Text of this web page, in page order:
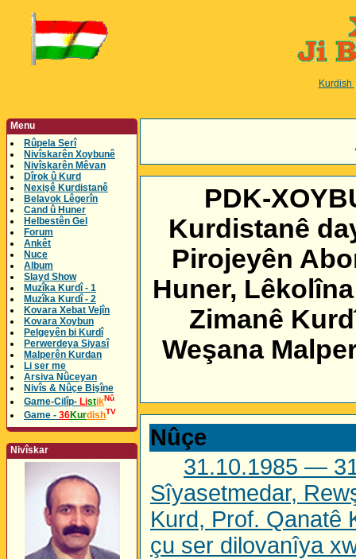
Kurdish
Menu
Rûpela Serî
Nivîskarên Xoybunê
Nivîskarên Mêvan
Dîrok û Kurd
Nexişê Kurdistanê
Belavok Lêgerîn
Cand û Huner
Helbestên Gel
Forum
Ankêt
Nuce
Album
Slayd Show
Muzîka Kurdî - 1
Muzîka Kurdî - 2
Kovara Xebat Vejîn
Kovara Xoybun
Pelgeyên bi Kurdî
Perwerdeya Siyasî
Malperên Kurdan
Li ser me
Arsiva Nûceyan
Nivîs & Nûçe Bişîne
Game-Cilîp- ListikNû
Game - 36KurdishTV
Nivîskar
PDK-
Kurdistanê
Pirojeyên
Huner,
Zimanê
Weşana
Nûçe
31.10.1985 —
Sîyasetmedar,
Kurd, Prof. Qanatê
çu ser dilovanîya